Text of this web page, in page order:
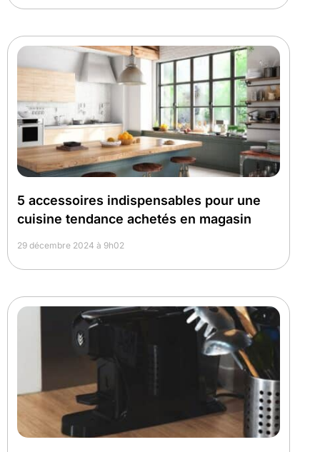
5 accessoires indispensables pour une
cuisine tendance achetés en magasin
29 décembre 2024 à 9h02